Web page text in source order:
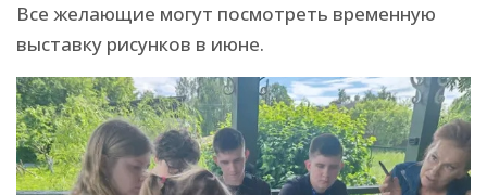
Все желающие могут посмотреть временную
выставку рисунков в июне.